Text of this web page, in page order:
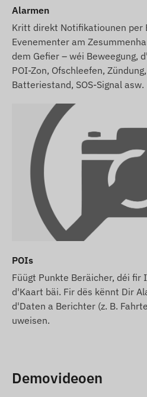
Alarmen
Kritt direkt Notifikatiounen per
Evenementer am
dem Gefier – wéi Beweegung,
POI-Zon, Ofschleefen,
Batteriestand, SOS-Signal asw.
POIs
Füügt Punkte Beräicher, déi fir
d'Kaart bäi. Fir dës kënnt Dir
d'Daten a Berichter (z. B.
uweisen.
Demovideoen